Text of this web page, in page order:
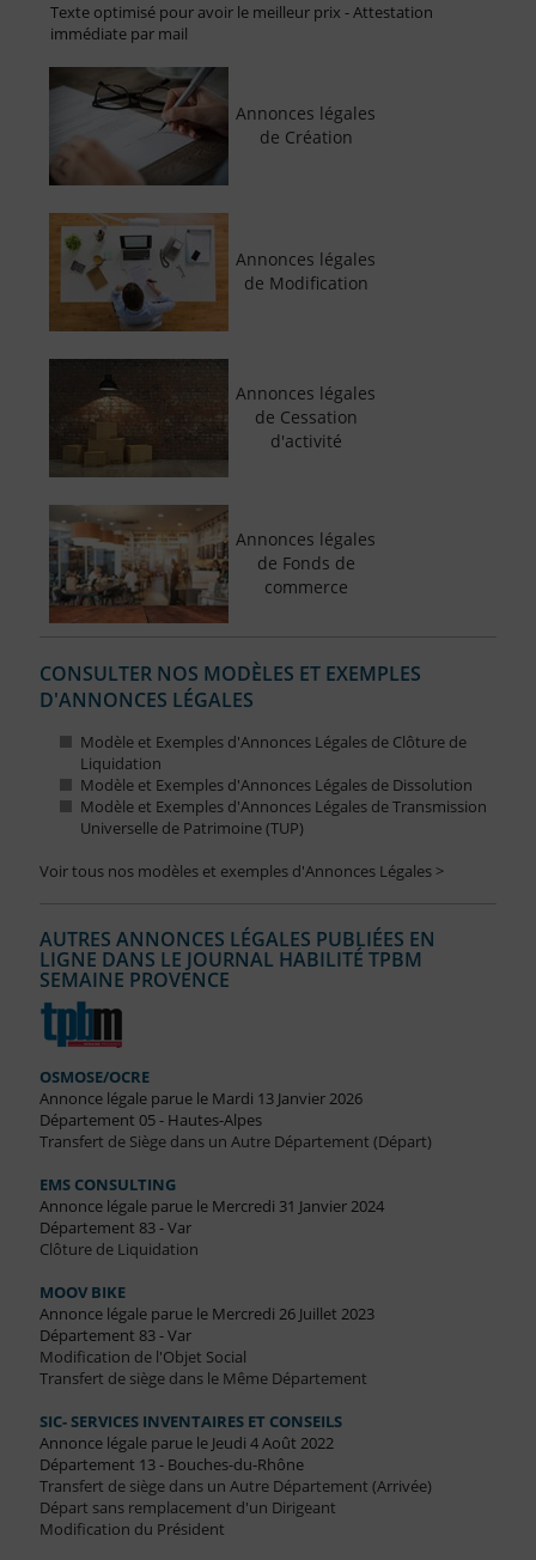
Texte optimisé pour avoir le meilleur prix - Attestation
immédiate par mail
Annonces légales
de Création
Annonces légales
de Modification
Annonces légales
de Cessation
d'activité
Annonces légales
de Fonds de
commerce
CONSULTER NOS MODÈLES ET EXEMPLES
D'ANNONCES LÉGALES
Modèle et Exemples d'Annonces Légales de Clôture de
Liquidation
Modèle et Exemples d'Annonces Légales de Dissolution
Modèle et Exemples d'Annonces Légales de Transmission
Universelle de Patrimoine (TUP)
Voir tous nos modèles et exemples d'Annonces Légales >
AUTRES ANNONCES LÉGALES PUBLIÉES EN
LIGNE DANS LE JOURNAL HABILITÉ TPBM
SEMAINE PROVENCE
OSMOSE/OCRE
Annonce légale parue le Mardi 13 Janvier 2026
Département 05 - Hautes-Alpes
Transfert de Siège dans un Autre Département (Départ)
EMS CONSULTING
Annonce légale parue le Mercredi 31 Janvier 2024
Département 83 - Var
Clôture de Liquidation
MOOV BIKE
Annonce légale parue le Mercredi 26 Juillet 2023
Département 83 - Var
Modification de l'Objet Social
Transfert de siège dans le Même Département
SIC- SERVICES INVENTAIRES ET CONSEILS
Annonce légale parue le Jeudi 4 Août 2022
Département 13 - Bouches-du-Rhône
Transfert de siège dans un Autre Département (Arrivée)
Départ sans remplacement d'un Dirigeant
Modification du Président